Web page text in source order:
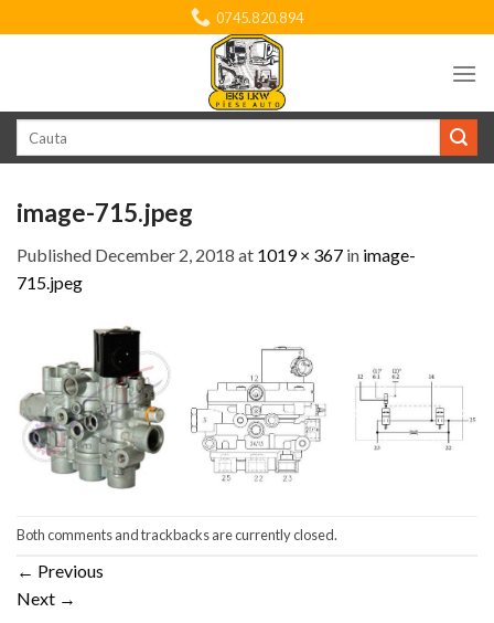
to
0745.820.894
image-715.jpeg
Published December 2, 2018 at 1019 × 367 in image-
715.jpeg
Both comments and trackbacks are currently closed.
← Previous
Next →